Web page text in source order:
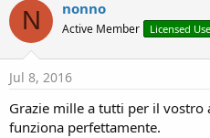
i
o
n
s
N nonno
Active Member Licensed
Jul 8, 2016
Grazie mille a tutti per il vostro
funziona perfettamente.